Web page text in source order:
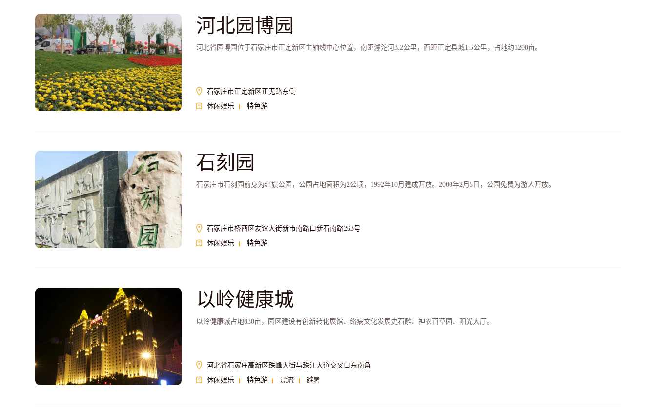
河北园博园
河北省园博园位于石家庄市正定新区主轴线中心位置，南距滹沱河3.2公里，西距正定县城1.5公里，占地约1200亩。
石家庄市正定新区正无路东侧
休闲娱乐
特色游
石刻园
石家庄市石刻园前身为红旗公园，公园占地面积为2公顷，1992年10月建成开放。2000年2月5日，公园免费为游人开放。
石家庄市桥西区友谊大街新市南路口新石南路263号
休闲娱乐
特色游
以岭健康城
以岭健康城占地830亩，园区建设有创新转化展馆、络病文化发展史石雕、神农百草园、阳光大厅。
河北省石家庄高新区珠峰大街与珠江大道交叉口东南角
休闲娱乐
特色游 漂流 避暑